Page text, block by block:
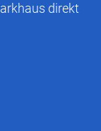
direkt